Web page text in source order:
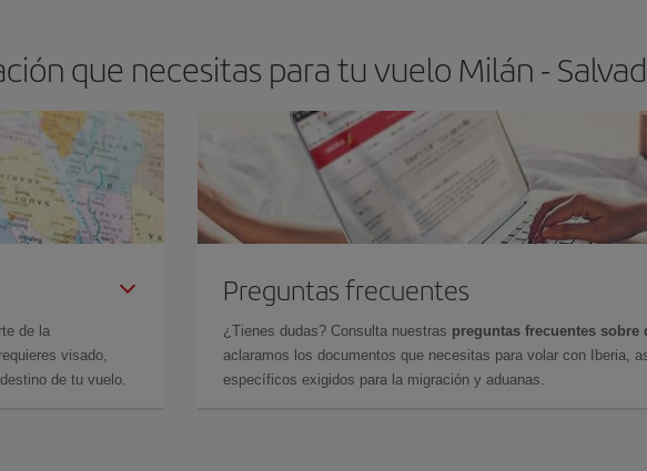
que necesitas para tu vuelo Milán -
de la
visado,
de tu vuelo.
Preguntas frecuentes
¿Tienes dudas? Consulta nuestras preguntas frecuentes sobre
aclaramos los documentos que necesitas para volar con Iberia,
específicos exigidos para la migración y aduanas.